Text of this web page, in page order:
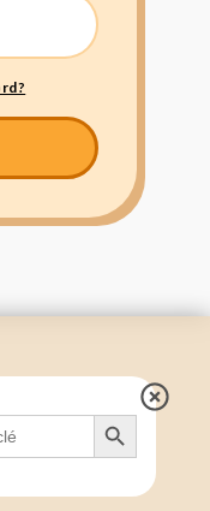
Search Button